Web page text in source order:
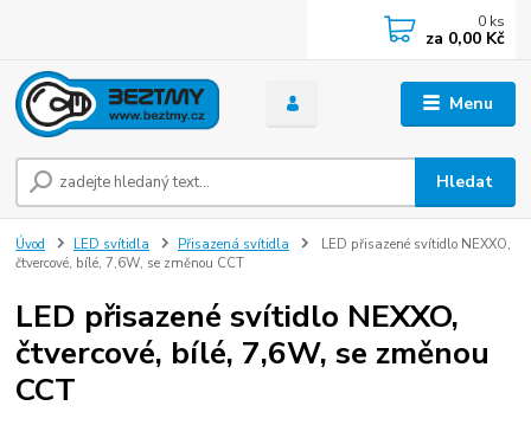
Menu
Hledat
0 ks
za 0,00 Kč
Úvod LED svítidla Přisazená svítidla
LED přisazené svítidlo NEXXO,
čtvercové, bílé, 7,6W, se změnou CCT
LED přisazené svítidlo NEXXO,
čtvercové, bílé, 7,6W, se změnou
CCT